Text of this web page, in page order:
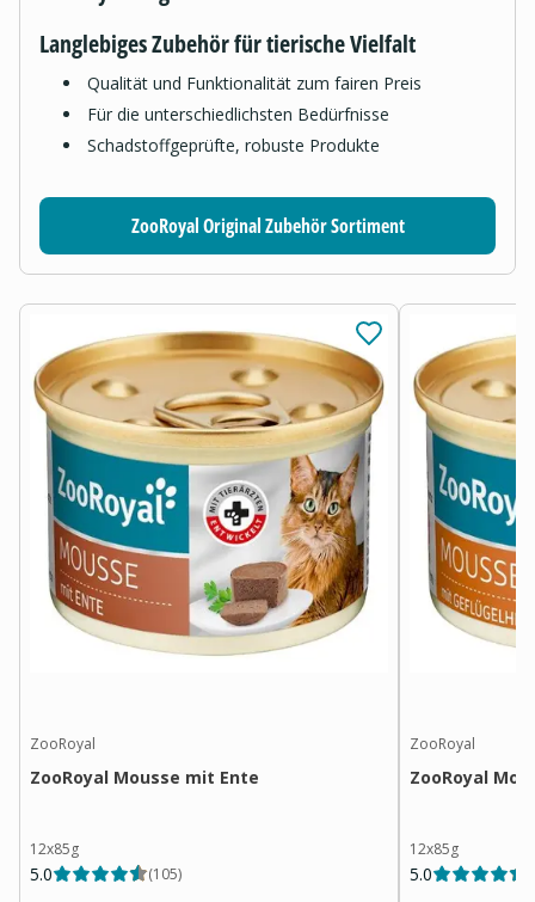
Langlebiges Zubehör für tierische Vielfalt
Qualität und Funktionalität zum fairen Preis
Für die unterschiedlichsten Bedürfnisse
Schadstoffgeprüfte, robuste Produkte
ZooRoyal Original Zubehör Sortiment
ZooRoyal
ZooRoyal Mousse mit Ente
12x85g
5.0 (105)
ZooRoyal
ZooRoyal
12x85g
5.0